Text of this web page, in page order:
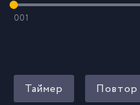
001
Таймер Повтор